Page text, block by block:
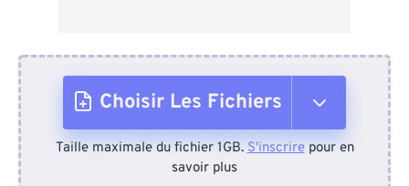
Choisir Les Fichiers
Depuis l'appareil
Taille maximale du fichier 1GB.S'inscrirepour en
savoir plus